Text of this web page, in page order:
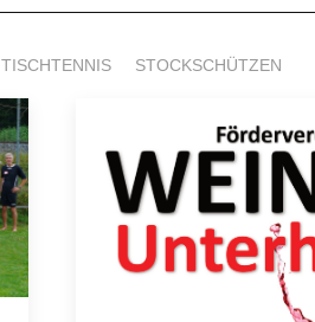
TISCHTENNIS STOCKSCHÜTZEN